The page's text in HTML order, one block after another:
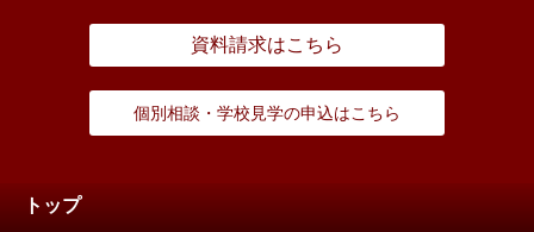
資料請求はこちら
個別相談・学校見学の申込はこちら
トップ